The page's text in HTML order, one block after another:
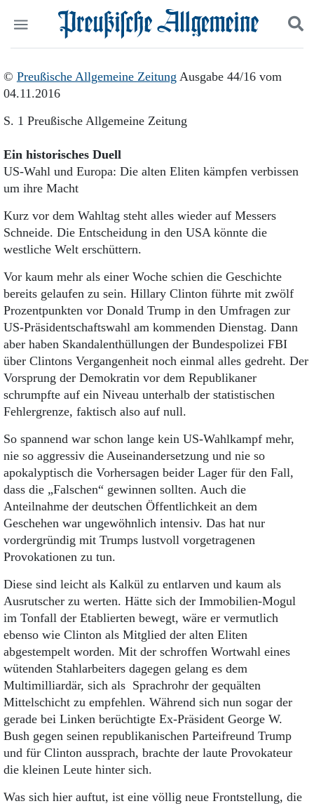
Start
Wer wir sind
Aktuelle Ausgabe
Abonnenten-Login
Abonnent werden
Abo Prämien
Archiv
Mediadaten
Politik
Panorama
Geschichte
Berlin-Brandenburg
Schlesien
Danzig und Westpreußen
Kontakt
Impressum
Datenschutz
Suchen und finden
© Preußische Allgemeine Zeitung Ausgabe 44/16 vom
04.11.2016
S. 1 Preußische Allgemeine Zeitung
Ein historisches Duell
US-Wahl und Europa: Die alten Eliten kämpfen verbissen
um ihre Macht
Kurz vor dem Wahltag steht alles wieder auf Messers
Schneide. Die Entscheidung in den USA könnte die
westliche Welt erschüttern.
Vor kaum mehr als einer Woche schien die Geschichte
bereits gelaufen zu sein. Hillary Clinton führte mit zwölf
Prozentpunkten vor Donald Trump in den Umfragen zur
US-Präsidentschaftswahl am kommenden Dienstag. Dann
aber haben Skandalenthüllungen der Bundespolizei FBI
über Clintons Vergangenheit noch einmal alles gedreht. Der
Vorsprung der Demokratin vor dem Republikaner
schrumpfte auf ein Niveau unterhalb der statistischen
Fehlergrenze, faktisch also auf null.
So spannend war schon lange kein US-Wahlkampf mehr,
nie so aggressiv die Auseinandersetzung und nie so
apokalyptisch die Vorhersagen beider Lager für den Fall,
dass die „Falschen“ gewinnen sollten. Auch die
Anteilnahme der deutschen Öffentlichkeit an dem
Geschehen war ungewöhnlich intensiv. Das hat nur
vordergründig mit Trumps lustvoll vorgetragenen
Provokationen zu tun.
Diese sind leicht als Kalkül zu entlarven und kaum als
Ausrutscher zu werten. Hätte sich der Immobilien-Mogul
im Tonfall der Etablierten bewegt, wäre er vermutlich
ebenso wie Clinton als Mitglied der alten Eliten
abgestempelt worden. Mit der schroffen Wortwahl eines
wütenden Stahlarbeiters dagegen gelang es dem
Multimilliardär, sich als Sprachrohr der gequälten
Mittelschicht zu empfehlen. Während sich nun sogar der
gerade bei Linken berüchtigte Ex-Präsident George W.
Bush gegen seinen republikanischen Parteifreund Trump
und für Clinton aussprach, brachte der laute Provokateur
die kleinen Leute hinter sich.
Was sich hier auftut, ist eine völlig neue Frontstellung, die